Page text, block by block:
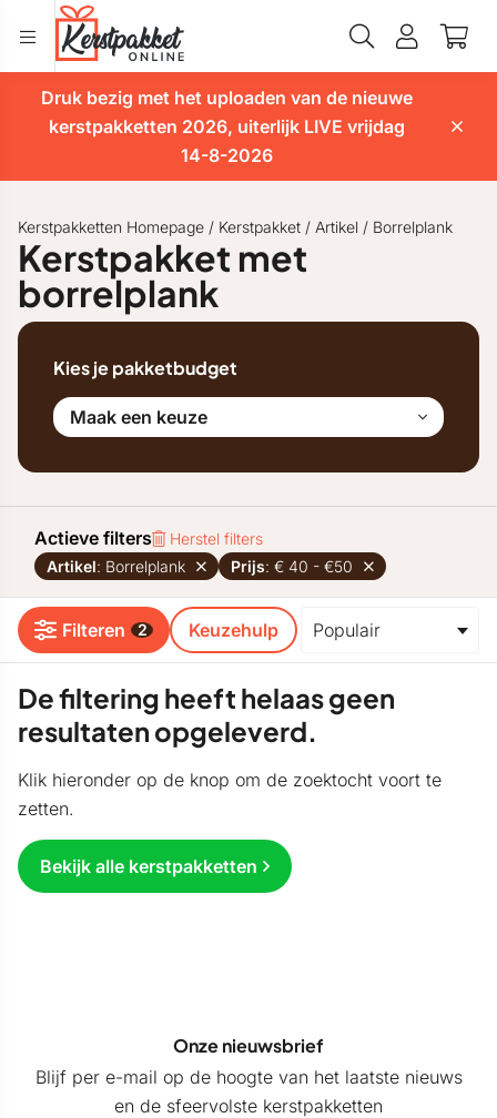
Druk bezig met het uploaden van de nieuwe
kerstpakketten 2026, uiterlijk LIVE vrijdag
14-8-2026
Kerstpakketten Homepage / Kerstpakket / Artikel / Borrelplank
Kerstpakket met
borrelplank
Kies je pakketbudget
Maak een keuze
Actieve filters
Herstel filters
Artikel: Borrelplank Prijs: € 40 - €50
Filteren 2 Keuzehulp
De filtering heeft helaas geen
resultaten opgeleverd.
Klik hieronder op de knop om de zoektocht voort te
zetten.
Bekijk alle kerstpakketten
Onze nieuwsbrief
Blijf per e-mail op de hoogte van het laatste nieuws
en de sfeervolste kerstpakketten